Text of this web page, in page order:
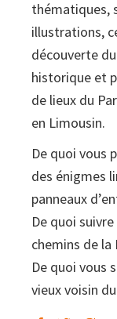
thématiques,
illustrations,
découverte
historique et
de lieux du
en Limousin.
De quoi vous
des énigmes
panneaux
De quoi
chemins de
De quoi vous
vieux voisin